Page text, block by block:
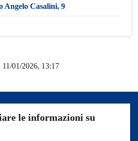
Angelo Casalini, 9
11/01/2026, 13:17
le informazioni su